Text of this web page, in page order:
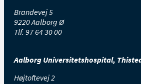
Brandevej 5
9220 Aalborg Ø
Tlf. 97 64 30 00
Aalborg Universitetshospital,
Højtoftevej 2